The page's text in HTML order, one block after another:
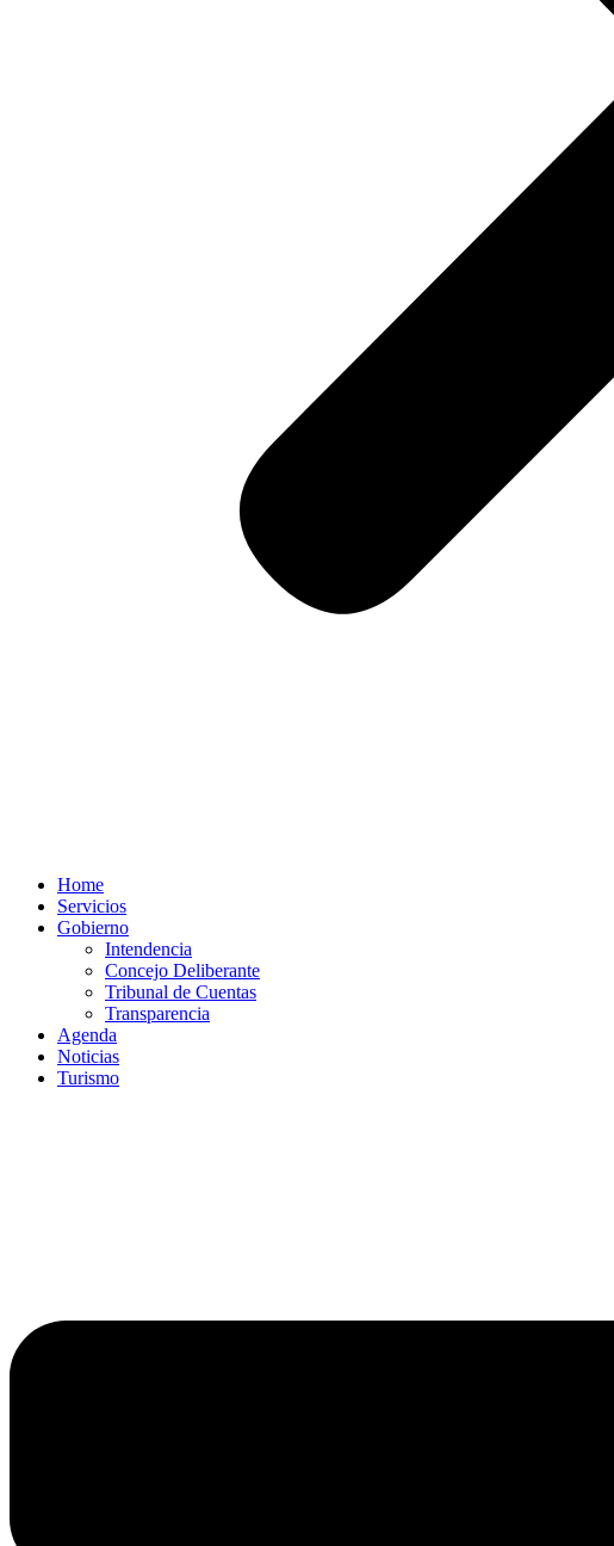
Home
Servicios
Gobierno
Intendencia
Concejo Deliberante
Tribunal de Cuentas
Transparencia
Agenda
Noticias
Turismo